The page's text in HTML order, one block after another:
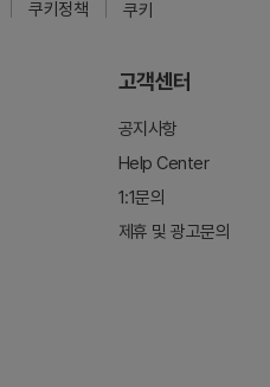
쿠키정책 쿠키
고객센터
공지사항
Help Center
1:1문의
제휴 및 광고문의